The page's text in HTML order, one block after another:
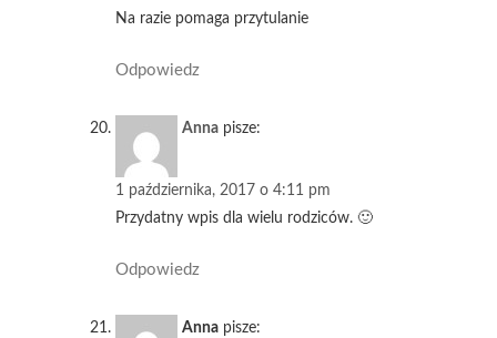
Na razie pomaga przytulanie
Odpowiedz
Anna pisze:
1 października, 2017 o 4:11 pm
Przydatny wpis dla wielu rodziców. 🙂
Odpowiedz
Anna pisze: